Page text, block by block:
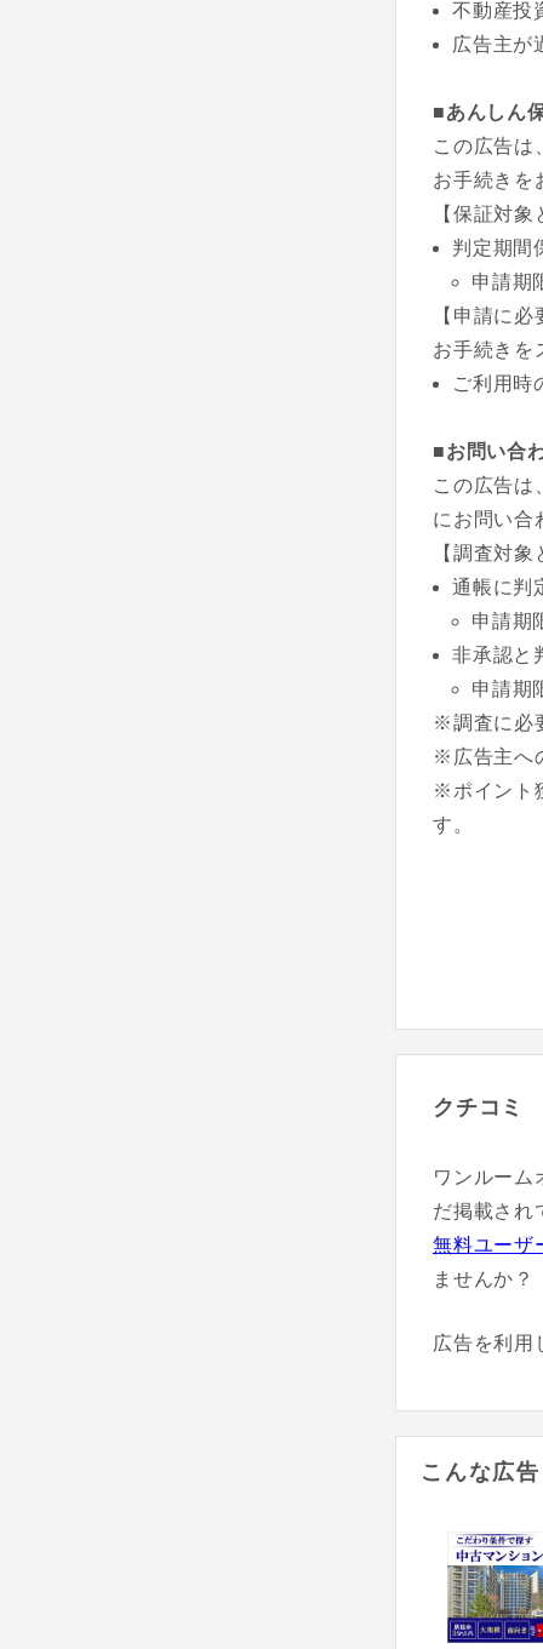
不動産投
広告主が
■あんしん
この広告は
お手続きを
【保証対
判定期間
申請期
【申請に
お手続きを
ご利用時
■お問い合
この広告は
にお問い合
【調査対
通帳に判
申請期
非承認と
申請期
※調査に必
※広告主へ
※ポイント
す。
クチコミ
ワンルーム
だ掲載され
無料ユーザ
ませんか？
広告を利用
こんな広